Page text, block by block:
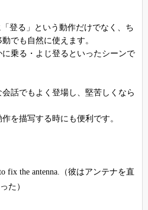
登る」という動作だけでなく、ち
でも自然に使えます。
乗る・よじ登るといったシーンで
話でもよく登場し、堅苦しくなら
を描写する時にも便利です。
fix the antenna.（彼はアンテナを直
た）